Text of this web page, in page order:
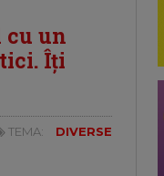
cu un
Îți
TEMA: DIVERSE